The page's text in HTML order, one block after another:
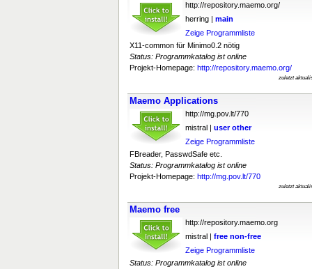
http://repository.maemo.org/
herring | main
Zeige Programmliste
X11-common für Minimo0.2 nötig
Status: Programmkatalog ist online
Projekt-Homepage: http://repository.maemo.org/
zuletzt
Maemo Applications
http://mg.pov.lt/770
mistral | user other
Zeige Programmliste
FBreader, PasswdSafe etc.
Status: Programmkatalog ist online
Projekt-Homepage: http://mg.pov.lt/770
zuletzt
Maemo free
http://repository.maemo.org
mistral | free non-free
Zeige Programmliste
Status: Programmkatalog ist online